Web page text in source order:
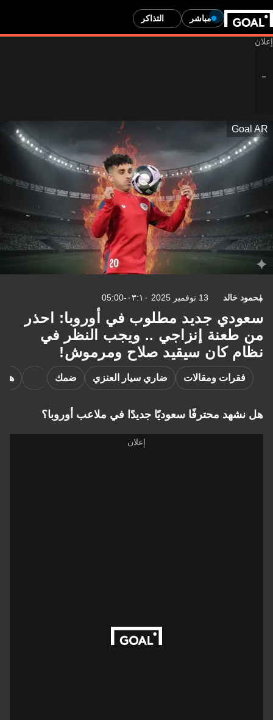
مباشر التذاكر
Goal AR
محمود خالد 13 نوفمبر 2025 ٠٣:١٠-05:00
سعودي جديد مطلوب في أوروبا: احذر
من طعنة إنزاجي .. ويجب النظر في
نظام كان سيقيد صلاح ومرموش!
فقرات ومقالات ضاري سيار العنزي ضمك
هل نشهد محترفًا سعوديًا جديدًا في ملاعب أوروبا؟